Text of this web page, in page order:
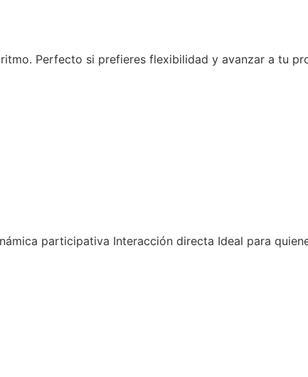
Perfecto si prefieres flexibilidad y avanzar a tu
participativa Interacción directa Ideal para